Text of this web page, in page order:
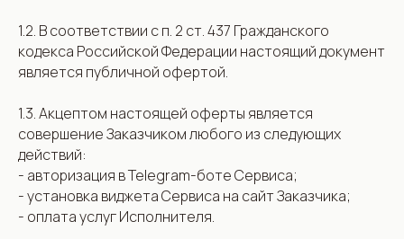
1.2. В соответствии с п. 2 ст. 437 Гражданского
кодекса Российской Федерации настоящий документ
является публичной офертой.
1.3. Акцептом настоящей оферты является
совершение Заказчиком любого из следующих
действий:
- авторизация в Telegram-боте Сервиса;
- установка виджета Сервиса на сайт Заказчика;
- оплата услуг Исполнителя.